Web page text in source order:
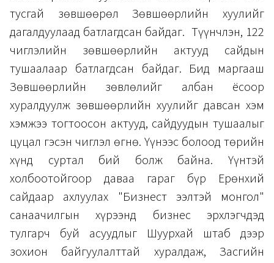
тусгай зөвшөөрөл Зөвшөөрлийн хуулийг
дагалдуулаад батлагдсан байдаг. Түүнчлэн, 122
чиглэлийн зөвшөөрлийн актууд сайдын
тушаалаар батлагдсан байдаг. Бид маргааш
Зөвшөөрлийн зөвлөлийг албан ёсоор
хуралдуулж зөвшөөрлийн хуулийг давсан хэм
хэмжээ тогтоосон актууд, сайдуудын тушаалыг
цуцал гэсэн чиглэл өгнө. Үүнээс болоод төрийн
хүнд суртал бий болж байна. Үүнтэй
холбоотойгоор даваа гараг бүр Ерөнхий
сайдаар ахлуулах "Бизнест ээлтэй монгол"
санаачилгын хүрээнд бизнес эрхлэгчдэд
тулгарч буй асуудлыг Шуурхай штаб дээр
зохион байгуулалттай хуралдаж, Засгийн